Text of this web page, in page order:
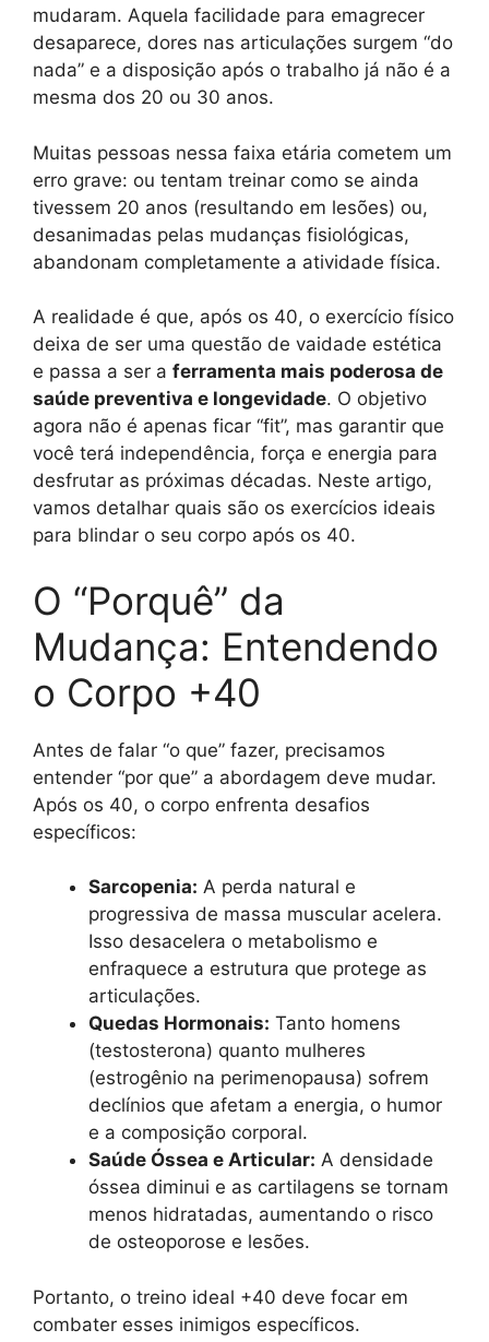
mudaram. Aquela facilidade para emagrecer
desaparece, dores nas articulações surgem “do
nada” e a disposição após o trabalho já não é a
mesma dos 20 ou 30 anos.
Muitas pessoas nessa faixa etária cometem um
erro grave: ou tentam treinar como se ainda
tivessem 20 anos (resultando em lesões) ou,
desanimadas pelas mudanças fisiológicas,
abandonam completamente a atividade física.
A realidade é que, após os 40, o exercício físico
deixa de ser uma questão de vaidade estética
e passa a ser a ferramenta mais poderosa de
saúde preventiva e longevidade. O objetivo
agora não é apenas ficar “fit”, mas garantir que
você terá independência, força e energia para
desfrutar as próximas décadas. Neste artigo,
vamos detalhar quais são os exercícios ideais
para blindar o seu corpo após os 40.
O “Porquê” da
Mudança: Entendendo
o Corpo +40
Antes de falar “o que” fazer, precisamos
entender “por que” a abordagem deve mudar.
Após os 40, o corpo enfrenta desafios
específicos:
Sarcopenia: A perda natural e
progressiva de massa muscular acelera.
Isso desacelera o metabolismo e
enfraquece a estrutura que protege as
articulações.
Quedas Hormonais: Tanto homens
(testosterona) quanto mulheres
(estrogênio na perimenopausa) sofrem
declínios que afetam a energia, o humor
e a composição corporal.
Saúde Óssea e Articular: A densidade
óssea diminui e as cartilagens se tornam
menos hidratadas, aumentando o risco
de osteoporose e lesões.
Portanto, o treino ideal +40 deve focar em
combater esses inimigos específicos.